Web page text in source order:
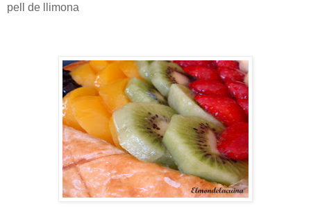
pell de llimona